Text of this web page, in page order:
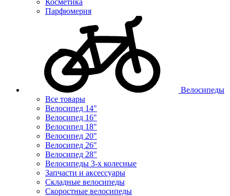
Косметика
Парфюмерия
Велосипеды
Все товары
Велосипед 14"
Велосипед 16"
Велосипед 18"
Велосипед 20"
Велосипед 26"
Велосипед 28"
Велосипеды 3-х колесные
Запчасти и аксессуары
Складные велосипеды
Скоростные велосипеды